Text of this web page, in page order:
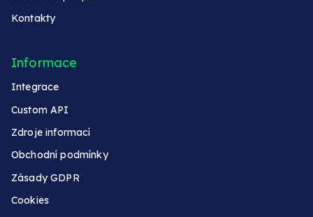
Kontakty
Informace
Integrace
Custom API
Zdroje informací
Obchodní podmínky
Zásady GDPR
Cookies